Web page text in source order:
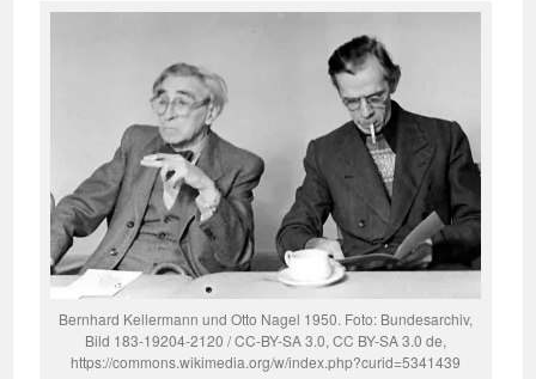
Bernhard Kellermann und Otto Nagel 1950. Foto: Bundesarchiv,
Bild 183-19204-2120 / CC-BY-SA 3.0, CC BY-SA 3.0 de,
https://commons.wikimedia.org/w/index.php?curid=5341439